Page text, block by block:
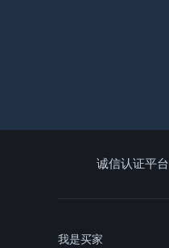
诚信认证平台
我是买家